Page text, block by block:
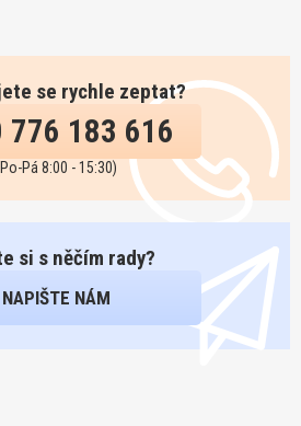
se rychle zeptat?
776 183 616
Pá 8:00 - 15:30)
si s něčím rady?
NAPIŠTE NÁM